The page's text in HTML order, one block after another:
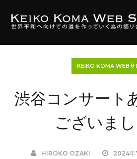
KEIKO KOMA WEBサ
渋谷コンサート
ございまし
HIROKO OZAKI 2024年